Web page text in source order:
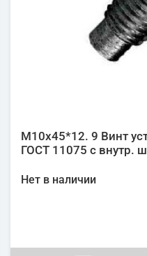
М10х45*12. 9 Винт
ГОСТ 11075 с внутр.
Нет в наличии